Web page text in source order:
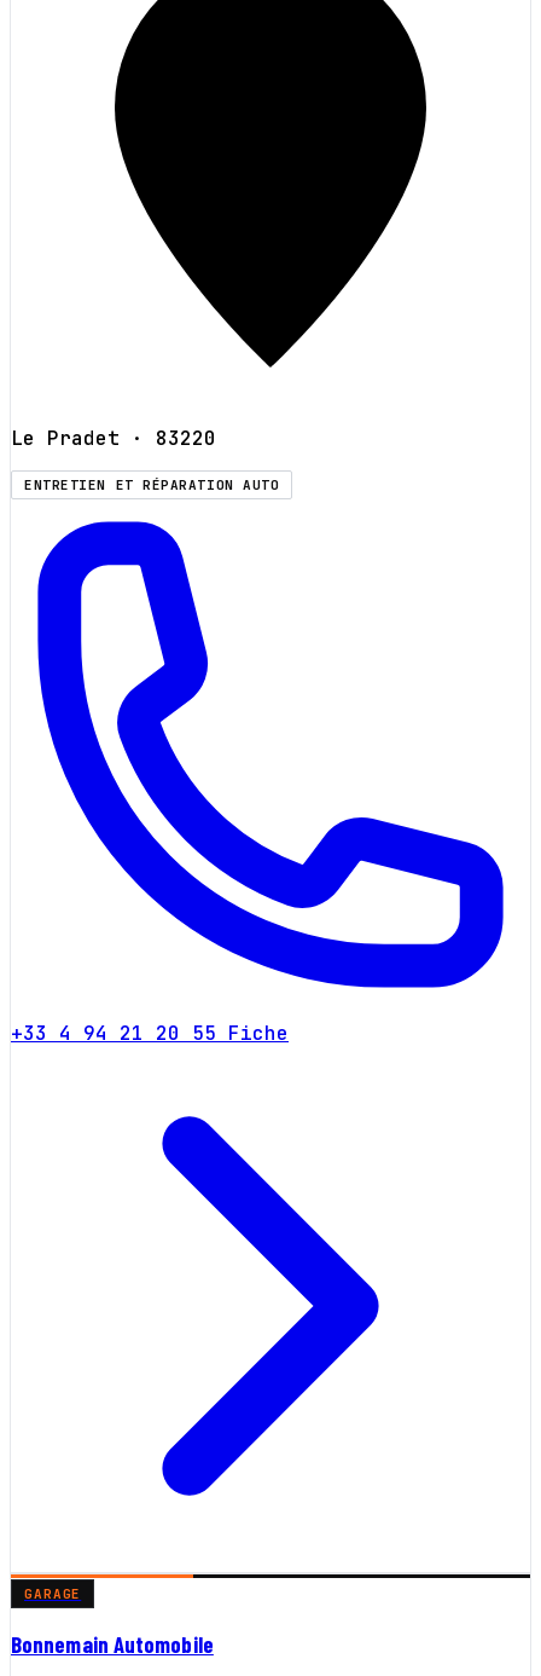
Le Pradet · 83220
ENTRETIEN ET RÉPARATION AUTO
+33 4 94 21 20 55 Fiche
GARAGE
Bonnemain Automobile